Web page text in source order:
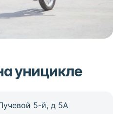
уницикле
5-й, д 5А